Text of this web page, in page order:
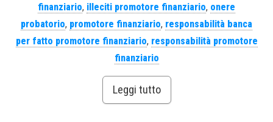
finanziario, illeciti promotore finanziario, onere
probatorio, promotore finanziario, responsabilità banca
per fatto promotore finanziario, responsabilità promotore
finanziario
Leggi tutto